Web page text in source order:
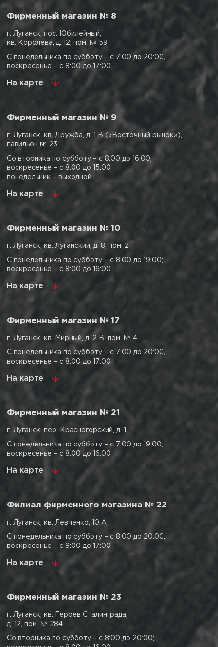
Фирменный магазин № 8
г. Луганск, пос. Юбилейный,
кв. Королева, д. 12, пом. № 59
С понедельника по субботу – с 7:00 до 20:00,
воскресенье – с 8:00 до 17:00
На карте
Фирменный магазин № 9
г. Луганск, кв. Дружба, д. 1 В («Восточный рынок»),
павильон № 23
Со вторника по субботу – с 8:00 до 16:00;
воскресенье – с 8:00 до 15:00
понедельник – выходной
На карте
Фирменный магазин № 10
г. Луганск, кв. Луганский, д. 8, пом. 2
С понедельника по субботу – с 8:00 до 19:00;
воскресенье – с 8:00 до 16:00
На карте
Фирменный магазин № 17
г. Луганск, кв. Мирный, д. 2 В, пом. № 4
С понедельника по субботу – с 7:00 до 20:00,
воскресенье – с 8:00 до 17:00
На карте
Фирменный магазин № 21
г. Луганск, пер. Красногорский, д. 1
С понедельника по субботу – с 7:00 до 19:00;
воскресенье – с 8:00 до 16:00
На карте
Филиал фирменного магазина № 22
г. Луганск, кв. Левченко, 10 А
С понедельника по субботу – с 8:00 до 20:00,
воскресенье – с 8:00 до 17:00
На карте
Фирменный магазин № 23
г. Луганск, кв. Героев Сталинграда,
д. 12, пом. № 284
Со вторника по субботу – с 8:00 до 20:00;